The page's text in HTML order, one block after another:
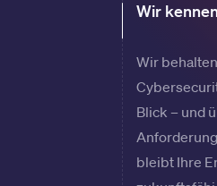
Wir
Wir
Blick – und
bleibt Ihre